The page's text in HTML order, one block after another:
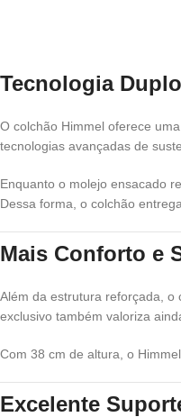
Tecnologia
O colchão Himmel oferece
tecnologias avançadas de
Enquanto o molejo ensacado
Dessa forma, o colchão
Mais Conforto e
Além da estrutura reforçada, o
exclusivo também valoriza
Com 38 cm de altura, o
Excelente